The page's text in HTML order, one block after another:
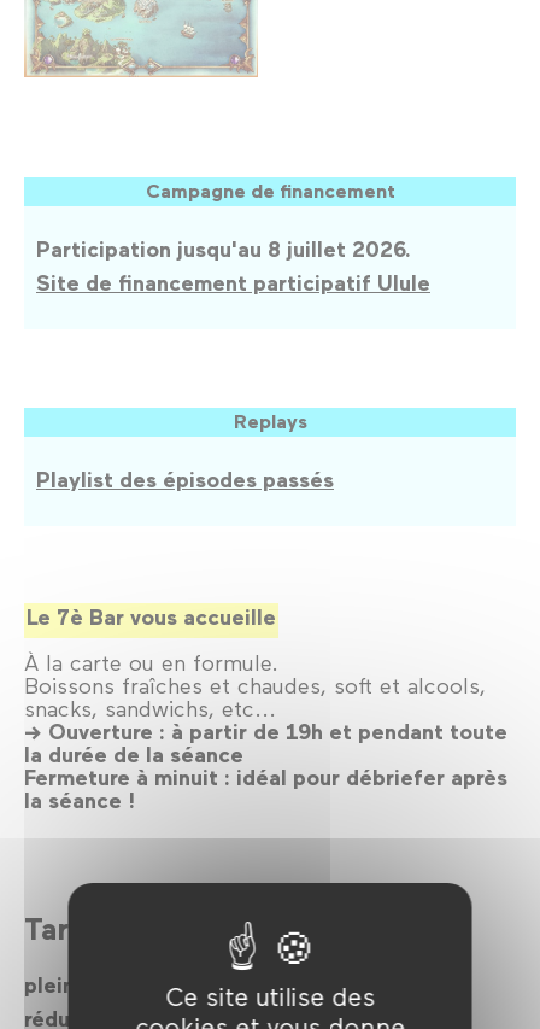
Ce site utilise des
Campagne de financement
Participation jusqu'au 8 juillet 2026.
Site de financement participatif Ulule
Replays
Playlist des épisodes passés
Le 7è Bar vous accueille
À la carte ou en formule.
Boissons fraîches et chaudes, soft et alcools,
snacks, sandwichs, etc...
→ Ouverture : à partir de 19h et pendant toute
la durée de la séance
Fermeture à minuit : idéal pour débriefer après
la séance !
Tarifs
plein: 15€
réduit : 12€